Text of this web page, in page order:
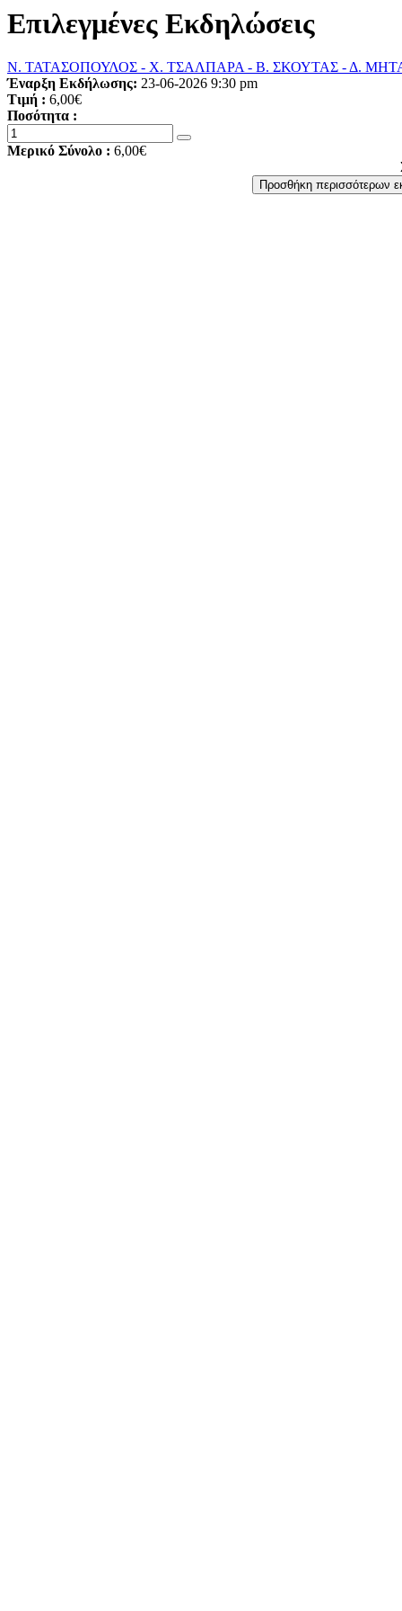
Επιλεγμένες Εκδηλώσεις
Ν. ΤΑΤΑΣΟΠΟΥΛΟΣ - Χ. ΤΣΑΛΠΑΡΑ - Β. ΣΚΟΥΤΑΣ - Δ.
Έναρξη Εκδήλωσης: 23-06-2026 9:30 pm
Τιμή : 6,00€
Ποσότητα :
Μερικό Σύνολο : 6,00€
Προσθήκη περισσότερων